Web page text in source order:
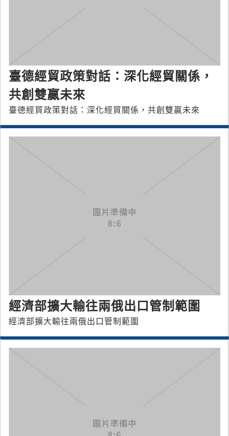
臺德經貿政策對話：深化經貿關係，
共創雙贏未來
臺德經貿政策對話：深化經貿關係，共創雙贏未來
經濟部擴大輸往兩俄出口管制範圍
經濟部擴大輸往兩俄出口管制範圍